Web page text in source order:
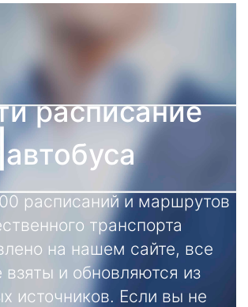
расписание
автобуса
расписаний и маршрутов
транспорта
на нашем сайте, все
и обновляются из
источников. Если вы не